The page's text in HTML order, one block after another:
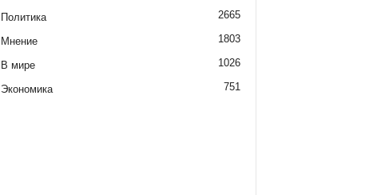
Политика 2665
Мнение 1803
В мире 1026
Экономика 751